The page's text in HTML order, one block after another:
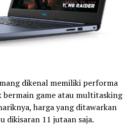
dikenal memiliki performa
bermain game atau multitasking
harga yang ditawarkan
dikisaran 11 jutaan saja.